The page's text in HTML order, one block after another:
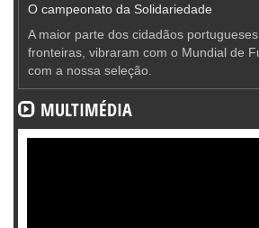
O campeonato da Solidariedade
A maior parte dos cidadãos
fronteiras, vibraram com o Mundial de
com a nossa seleção.
MULTIMÉDIA